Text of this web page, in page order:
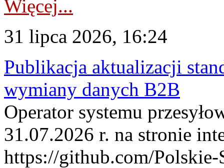
Więcej...
31 lipca 2026, 16:24
Publikacja aktualizacji
wymiany danych B2B
Operator systemu
31.07.2026 r. na stronie
https://github.com/Polskie-